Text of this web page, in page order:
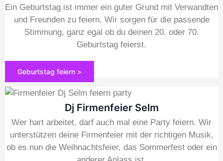
Ein Geburtstag ist immer ein guter Grund mit Verwandten
und Freunden zu feiern. Wir sorgen für die passende
Stimmung, ganz egal ob du deinen 20. oder 70.
Geburtstag feierst.
Geburtstag feiern >
Dj Firmenfeier Selm
Wer hart arbeitet, darf auch mal eine Party feiern. Wir
unterstützen deine Firmenfeier mit der richtigen Musik,
ob es nun die Weihnachtsfeier, das Sommerfest oder ein